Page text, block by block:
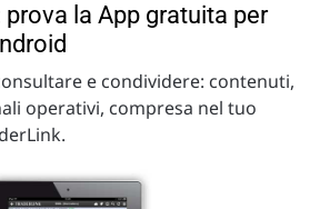
la App gratuita per
e condividere: contenuti,
operativi, compresa nel tuo